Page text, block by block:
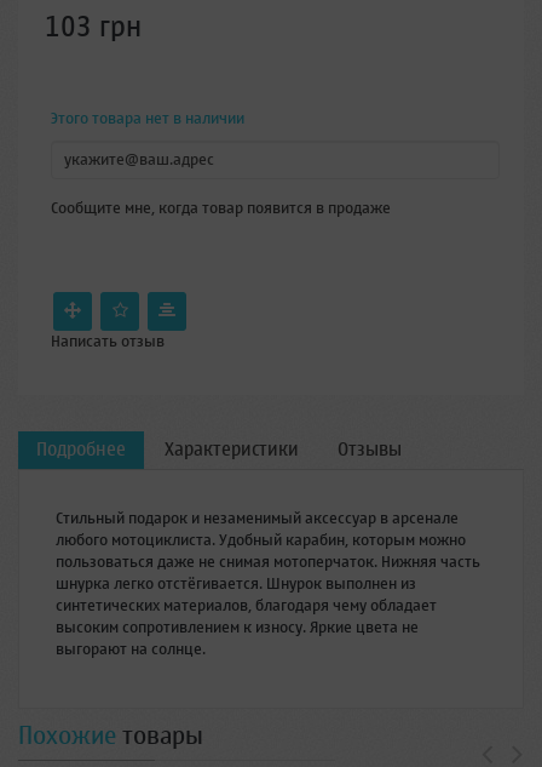
103 грн
Этого товара нет в наличии
Сообщите мне, когда товар появится в продаже
Написать отзыв
Подробнее Характеристики Отзывы
Стильный подарок и незаменимый аксессуар в арсенале
любого мотоциклиста. Удобный карабин, которым можно
пользоваться даже не снимая мотоперчаток. Нижняя часть
шнурка легко отстёгивается. Шнурок выполнен из
синтетических материалов, благодаря чему обладает
высоким сопротивлением к износу. Яркие цвета не
выгорают на солнце.
Похожиетовары